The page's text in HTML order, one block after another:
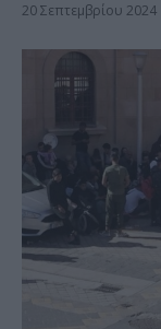
20 Σεπτεμβρίου 2024